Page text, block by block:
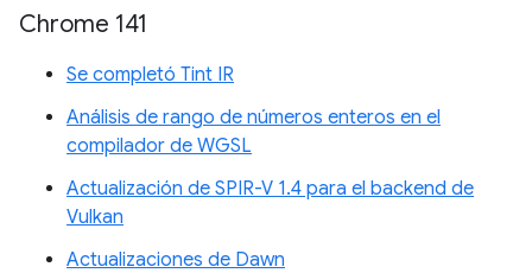
Chrome 141
Se completó Tint IR
Análisis de rango de números enteros en el
compilador de WGSL
Actualización de SPIR-V 1.4 para el backend de
Vulkan
Actualizaciones de Dawn